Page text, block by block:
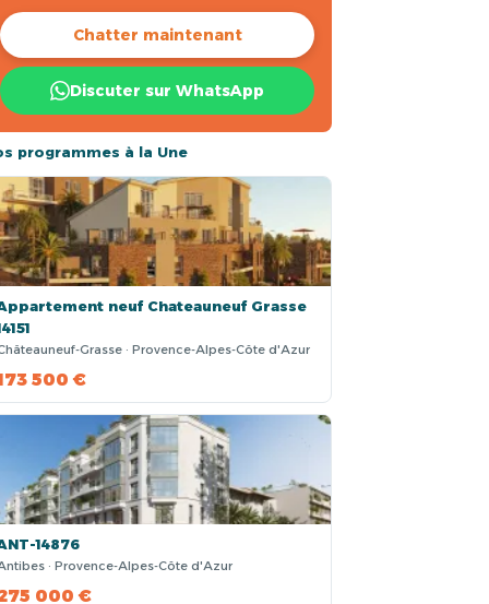
Chatter maintenant
Discuter sur WhatsApp
programmes à la Une
neuf Chateauneuf Grasse
Grasse · Provence-Alpes-Côte d'Azur
500 €
14876
· Provence-Alpes-Côte d'Azur
000 €